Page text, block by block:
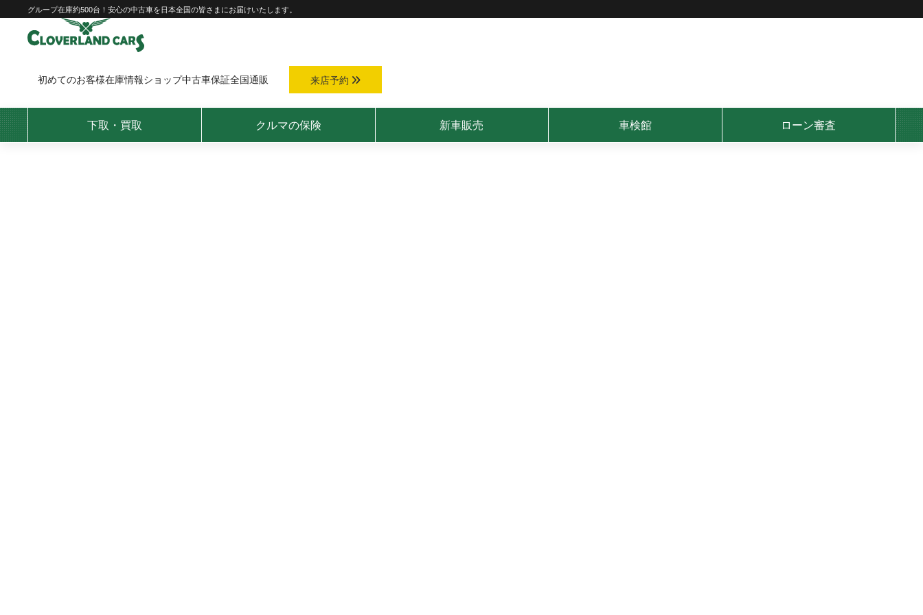
content
グループ在庫約500台！安心の中古車を日本全国の皆さまにお届けいたします。
初めてのお客様在庫情報ショップ中古車保証全国通販 来店予約
下取・買取 クルマの保険 新車販売 車検館 ローン審査